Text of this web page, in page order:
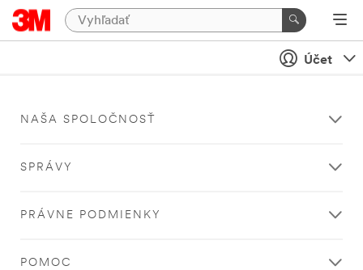
Účet
NAŠA SPOLOČNOSŤ
SPRÁVY
PRÁVNE PODMIENKY
POMOC